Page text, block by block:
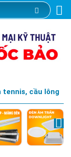
tennis, cầu lông